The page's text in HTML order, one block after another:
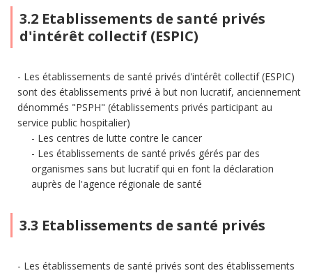
3.2 Etablissements de santé privés
d'intérêt collectif (ESPIC)
Les établissements de santé privés d'intérêt collectif (ESPIC)
sont des établissements privé à but non lucratif, anciennement
dénommés "PSPH" (établissements privés participant au
service public hospitalier)
Les centres de lutte contre le cancer
Les établissements de santé privés gérés par des
organismes sans but lucratif qui en font la déclaration
auprès de l'agence régionale de santé
3.3 Etablissements de santé privés
Les établissements de santé privés sont des établissements